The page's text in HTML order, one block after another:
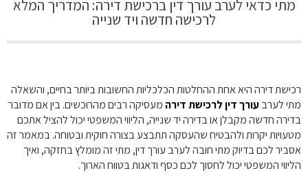
מתי כדאי לערב עורך דין ברכישת דירה: המדריך המלא
לרכישה חדשה ויד שנייה
רכישת דירה היא אחת ההחלטות הכלכליות החשובות ביותר בחיים, והשאלה
מתי לערבעורך דין לרכישת דירה מעסיקה רבים מהרוכשים. בין אם מדובר
בדירה חדשה מקבלן או בדירה יד שנייה, הליווי המשפטי יכול להציל אתכם
מטעויות יקרות ולהבטיח שהעסקה תתבצע בצורה חוקית ובטוחה. במאמר זה
אסביר לכם בדיוק מתי חובה לערב עורך דין, מתי זה מומלץ בחזקה, ואיך
הליווי המשפטי יכול לחסוך לכם כסף ודאגות בטווח הארוך.